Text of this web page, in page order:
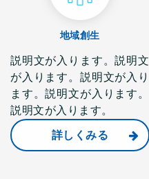
地域創生
説明文が入ります。説明文
が入ります。説明文が入り
ます。説明文が入ります。
説明文が入ります。
詳しくみる